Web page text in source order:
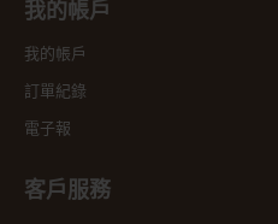
我的帳戶
我的帳戶
訂單紀錄
電子報
客戶服務